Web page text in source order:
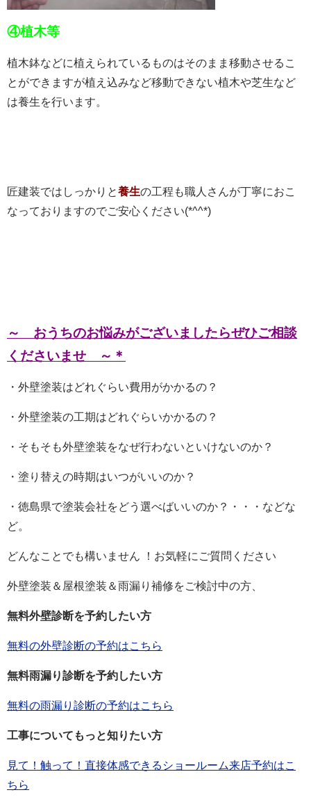
④植木等
植木鉢などに植えられているものはそのまま移動させるこ
とができますが植え込みなど移動できない植木や芝生など
は養生を行います。
匠建装ではしっかりと養生の工程も職人さんが丁寧におこ
なっておりますのでご安心ください(*^^*)
～ おうちのお悩みがございましたらぜひご相談
くださいませ ～＊
・外壁塗装はどれぐらい費用がかかるの？
・外壁塗装の工期はどれぐらいかかるの？
・そもそも外壁塗装をなぜ行わないといけないのか？
・塗り替えの時期はいつがいいのか？
・徳島県で塗装会社をどう選べばいいのか？・・・などな
ど。
どんなことでも構いません ！お気軽にご質問ください
外壁塗装＆屋根塗装＆雨漏り補修をご検討中の方、
無料外壁診断を予約したい方
無料の外壁診断の予約はこちら
無料雨漏り診断を予約したい方
無料の雨漏り診断の予約はこちら
工事についてもっと知りたい方
見て！触って！直接体感できるショールーム来店予約はこ
ちら